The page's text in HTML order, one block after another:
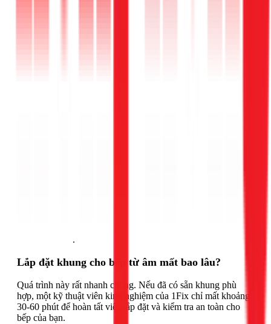
.
Lắp đặt khung cho bếp từ âm mất bao lâu?
Quá trình này rất nhanh chóng. Nếu đã có sẵn khung phù
hợp, một kỹ thuật viên kinh nghiệm của 1Fix chỉ mất khoảng
30-60 phút để hoàn tất việc lắp đặt và kiểm tra an toàn cho
bếp của bạn.